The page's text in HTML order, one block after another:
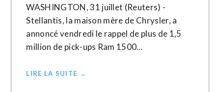
WASHINGTON, 31 juillet (Reuters) -
Stellantis, la maison mère de Chrysler, a
annoncé vendredi le rappel de plus de 1,5
million de pick-ups Ram ​1500…
LIRE LA SUITE →